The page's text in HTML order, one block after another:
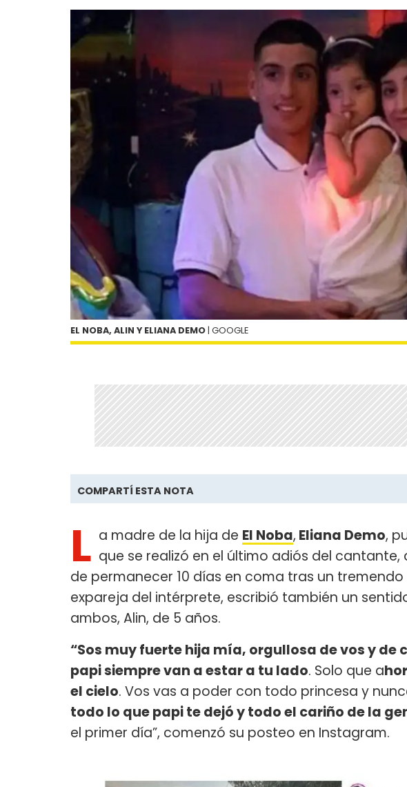
EL NOBA, ALIN Y ELIANA DEMO | GOOGLE
COMPARTÍ ESTA NOTA
L a madre de la hija de El Noba, Eliana Demo,
que se realizó en el último adiós del
de permanecer 10 días en coma tras un
expareja del intérprete, escribió también un
ambos, Alin, de 5 años.
“Sos muy fuerte hija mía, orgullosa de vos y de
papi siempre van a estar a tu lado. Solo que a
el cielo. Vos vas a poder con todo princesa y
todo lo que papi te dejó y todo el cariño de la
el primer día”, comenzó su posteo en Instagram.